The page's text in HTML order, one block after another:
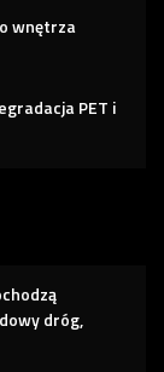
wnętrza
PET i
dróg,